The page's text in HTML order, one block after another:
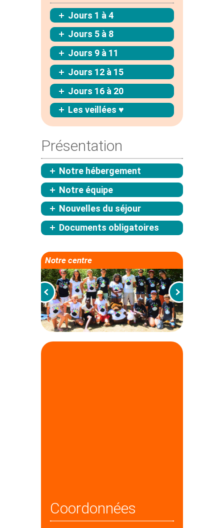
Jours 1 à 4
Jours 5 à 8
Jours 9 à 11
Jours 12 à 15
Jours 16 à 20
Les veillées ♥
Présentation
Notre hébergement
Notre équipe
Nouvelles du séjour
Documents obligatoires
Notre centre
Coordonnées